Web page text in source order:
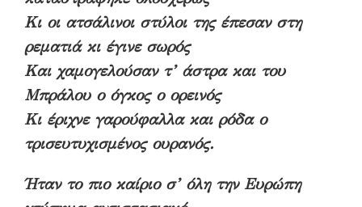
Κι οι ατσάλινοι στύλοι της έπεσαν στη
ρεματιά κι έγινε σωρός
Και χαμογελούσαν τ’ άστρα και του
Μπράλου ο όγκος ο ορεινός
Κι έριχνε γαρούφαλλα και ρόδα ο
τρισευτυχισμένος ουρανός.
Ήταν το πιο καίριο σ’ όλη την Ευρώπη